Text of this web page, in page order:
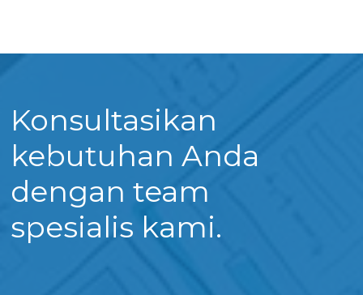
Konsultasikan
kebutuhan Anda
dengan team
spesialis kami.